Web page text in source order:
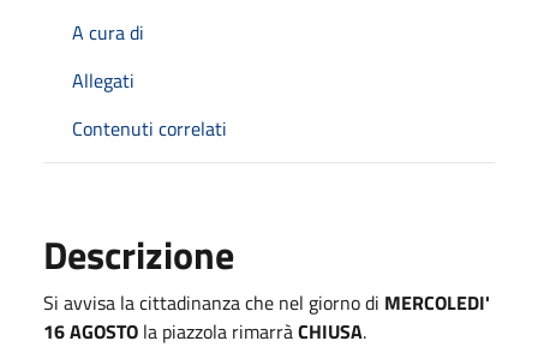
A cura di
Allegati
Contenuti correlati
Descrizione
Si avvisa la cittadinanza che nel giorno di MERCOLEDI'
16 AGOSTO la piazzola rimarràCHIUSA.